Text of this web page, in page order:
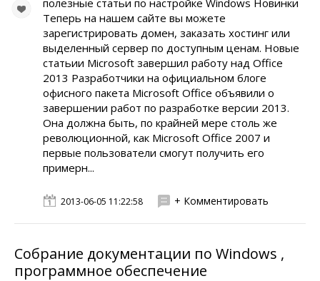
полезные статьи по настройке Windows Новинки
Теперь на нашем сайте вы можете
зарегистрировать домен, заказать хостинг или
выделенный сервер по доступным ценам. Новые
статьии Microsoft завершил работу над Office
2013 Разработчики на официальном блоге
офисного пакета Microsoft Office объявили о
завершении работ по разработке версии 2013.
Она должна быть, по крайней мере столь же
революционной, как Microsoft Office 2007 и
первые пользователи смогут получить его
примерн...
2013-06-05 11:22:58 + Комментировать
Собрание документации по Windows ,
программное обеспечение